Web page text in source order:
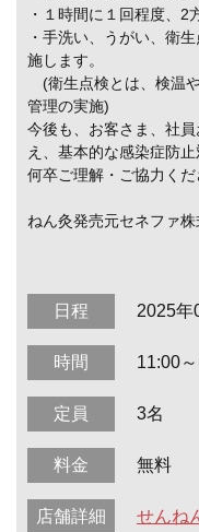
・１時間に１回程度、2
・手洗い、うがい、衛
施します。
(衛生点検とは、検温
管理の実施)
今後も、お客さま、社
え、基本的な感染症防
何卒ご理解・ご協力くだ
ねん灸発売元セネファ株
日程 2025年
時間 11:00
定員 3名
料金 無料
店舗詳細 せんね